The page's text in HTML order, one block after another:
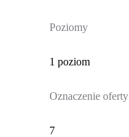
Poziomy
1 poziom
Oznaczenie oferty
7